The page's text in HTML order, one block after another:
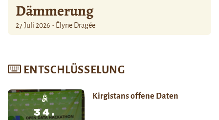
Dämmerung
27 Juli 2026 - Élyne Dragée
ENTSCHLÜSSELUNG
Kirgistans offene Daten